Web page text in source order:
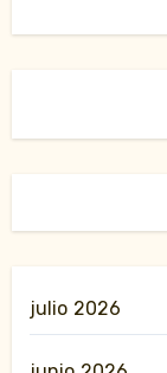
julio 2026